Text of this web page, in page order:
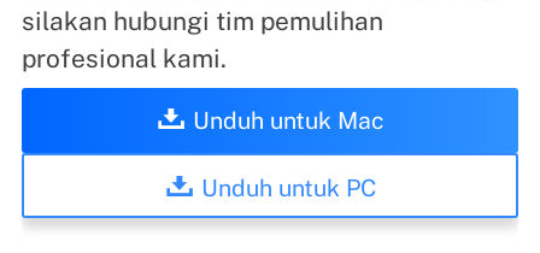
silakan hubungi tim pemulihan
profesional kami.
Unduh untuk Mac
Unduh untuk PC